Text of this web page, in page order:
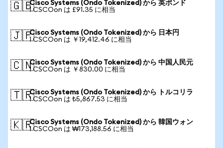
🇬🇧Cisco Systems (Ondo Tokenized) から 英ポンド
1 CSCOon は £91.35 に相当
🇯🇵Cisco Systems (Ondo Tokenized) から 日本円
1 CSCOon は ￥19,412.46 に相当
🇨🇳Cisco Systems (Ondo Tokenized) から 中国人民元
1 CSCOon は ￥830.00 に相当
🇹🇷Cisco Systems (Ondo Tokenized) から トルコリラ
1 CSCOon は ₺5,867.53 に相当
🇰🇷Cisco Systems (Ondo Tokenized) から 韓国ウォン
1 CSCOon は ₩173,188.56 に相当